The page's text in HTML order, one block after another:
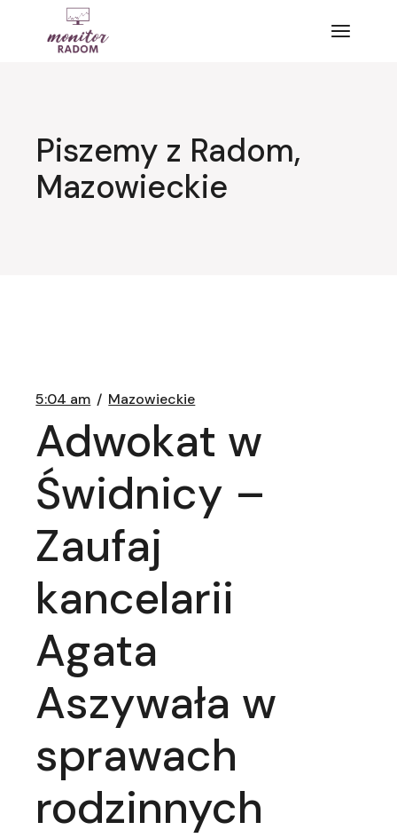
Piszemy z Radom,
Mazowieckie
5:04 am Mazowieckie
Adwokat w
Świdnicy –
Zaufaj
kancelarii
Agata
Aszywała w
sprawach
rodzinnych